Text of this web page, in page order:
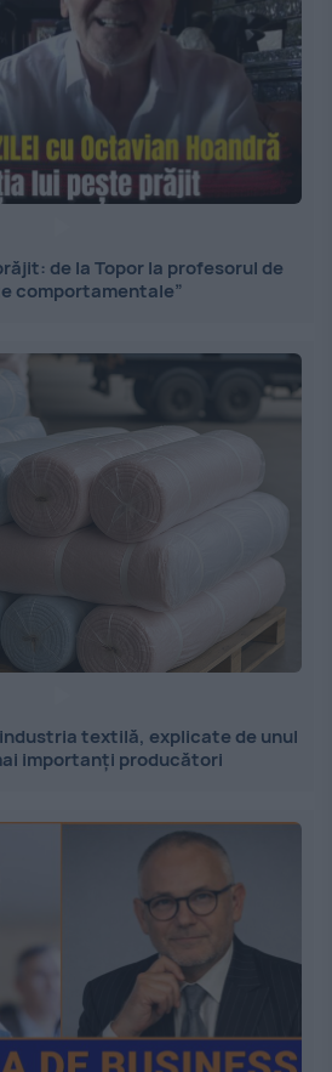
de la Topor la profesorul de
comportamentale”
textilă, explicate de unul
importanți producători